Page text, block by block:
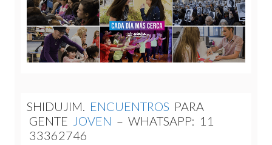
SHIDUJIM. ENCUENTROS PARA
GENTE JOVEN – WHATSAPP: 11
33362746